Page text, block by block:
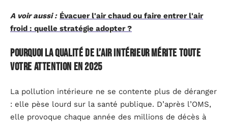
A voir aussi : Évacuer l'air chaud ou faire entrer l'air
froid : quelle stratégie adopter ?
Pourquoi la qualité de l’air intérieur mérite toute
votre attention en 2025
La pollution intérieure ne se contente plus de déranger
: elle pèse lourd sur la santé publique. D’après l’OMS,
elle provoque chaque année des millions de décès à